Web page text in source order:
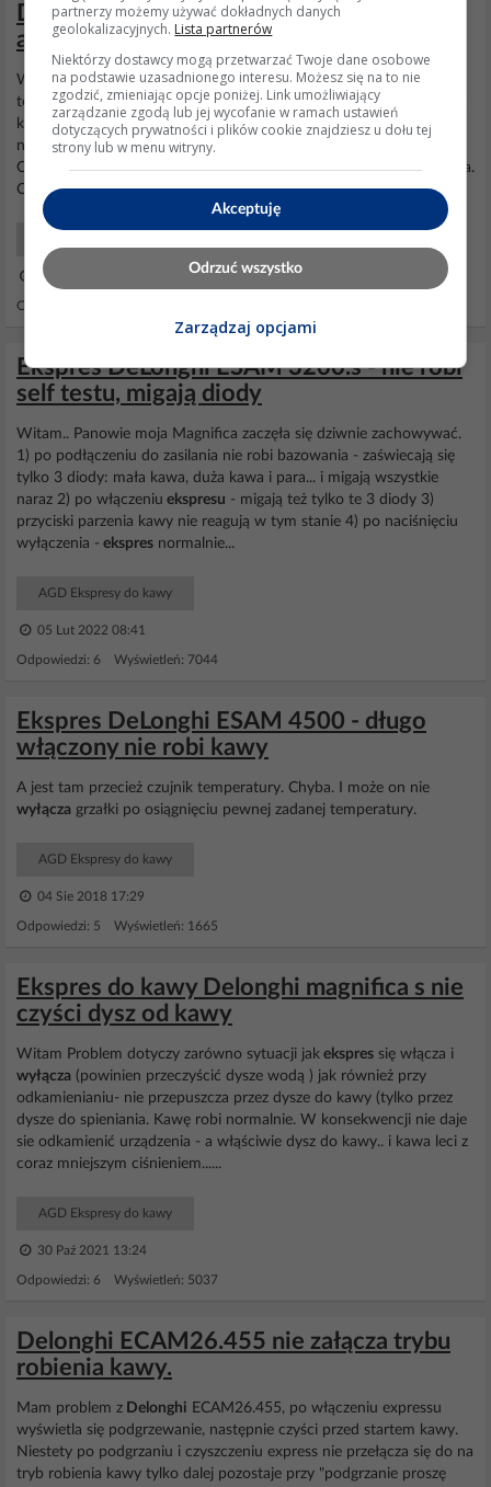
DeLonghi ECP 31.21 - jak dostać się do
aby rozkręcić termika
Witam, WekspresiekolbowymDeLonghi ECP 31.21 fiksuje chyba
termik. Jak włączamekspreswyłącza się po 8 sekundach. By zrobić
kawę muszę stale włączać przycisk z boku. Jednak co ciekawe
nieraz jest czas, żeekspresdziała normalnie, by po chwili fiksować.
Odkręciłem dół, ale tam dojście tylko do płytki zbiornika i włącznika.
Odkręcając dwie śrubki...
27 Lis 2020 11:30
Odpowiedzi: 3 Wyświetleń: 1707
Ekspres DeLonghi ESAM 3200.s - nie robi
self testu, migają diody
Witam.. Panowie moja Magnifica zaczęła się dziwnie zachowywać.
1) po podłączeniu do zasilania nie robi bazowania - zaświecają się
tylko 3 diody: mała kawa, duża kawa i para... i migają wszystkie
naraz 2) po włączeniu ekspresu - migają też tylko te 3 diody 3)
przyciski parzenia kawy nie reagują w tym stanie 4) po naciśnięciu
wyłączenia - ekspres normalnie...
AGD Ekspresy do kawy
05 Lut 2022 08:41
Odpowiedzi: 6 Wyświetleń: 7044
Ekspres DeLonghi ESAM 4500 - długo
włączony nie robi kawy
A jest tam przecież czujnik temperatury. Chyba. I może on nie
wyłącza grzałki po osiągnięciu pewnej zadanej temperatury.
AGD Ekspresy do kawy
04 Sie 2018 17:29
Odpowiedzi: 5 Wyświetleń: 1665
Ekspres do kawy Delonghi magnifica s nie
czyści dysz od kawy
Witam Problem dotyczy zarówno sytuacji jak ekspres się włącza i
wyłącza (powinien przeczyścić dysze wodą ) jak również przy
odkamienianiu- nie przepuszcza przez dysze do kawy (tylko przez
dysze do spieniania. Kawę robi normalnie. W konsekwencji nie daje
sie odkamienić urządzenia - a włąściwie dysz do kawy.. i kawa leci z
coraz mniejszym ciśnieniem......
AGD Ekspresy do kawy
30 Paź 2021 13:24
Odpowiedzi: 6 Wyświetleń: 5037
Delonghi ECAM26.455 nie załącza trybu
robienia kawy.
Mam problem z Delonghi ECAM26.455, po włączeniu expressu
wyświetla się podgrzewanie, następnie czyści przed startem kawy.
Niestety po podgrzaniu i czyszczeniu express nie przełącza się do na
tryb robienia kawy tylko dalej pozostaje przy "podgrzanie proszę
partnerzy możemy używać dokładnych danych
geolokalizacyjnych. Lista partnerów
Niektórzy dostawcy mogą przetwarzać Twoje dane osobowe
na podstawie uzasadnionego interesu. Możesz się na to nie
zgodzić, zmieniając opcje poniżej. Link umożliwiający
zarządzanie zgodą lub jej wycofanie w ramach ustawień
dotyczących prywatności i plików cookie znajdziesz u dołu tej
strony lub w menu witryny.
Akceptuję
Odrzuć wszystko
Zarządzaj opcjami